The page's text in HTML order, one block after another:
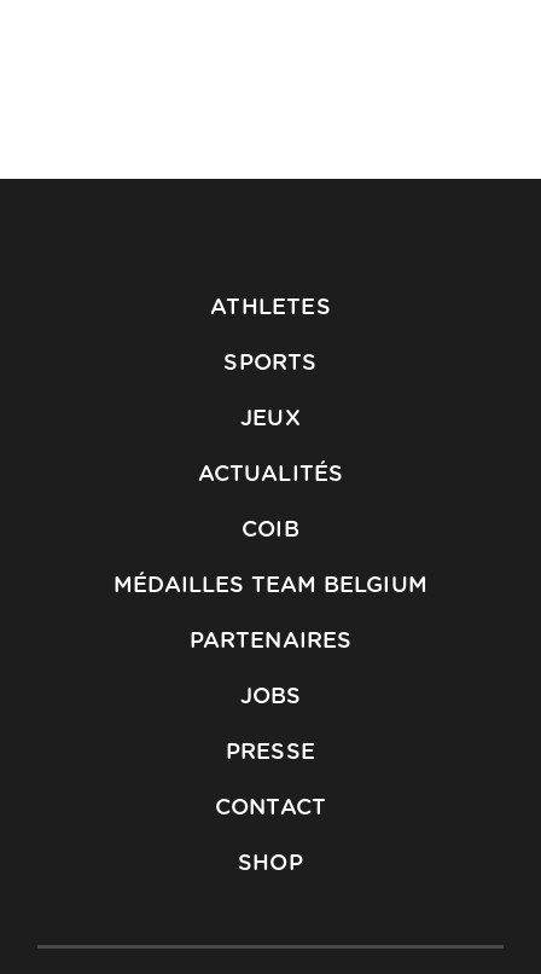
ATHLETES
SPORTS
JEUX
ACTUALITÉS
COIB
MÉDAILLES TEAM BELGIUM
PARTENAIRES
JOBS
PRESSE
CONTACT
SHOP